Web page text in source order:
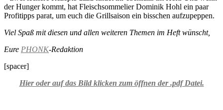
der Hunger kommt, hat Fleischsommelier Dominik Hohl ein paar
Profitipps parat, um euch die Grillsaison ein bisschen aufzupeppen.
Viel Spaß mit diesen und allen weiteren Themen im Heft wünscht,
Eure PHONK-Redaktion
[spacer]
Hier oder auf das Bild klicken zum öffnen der .pdf Datei.